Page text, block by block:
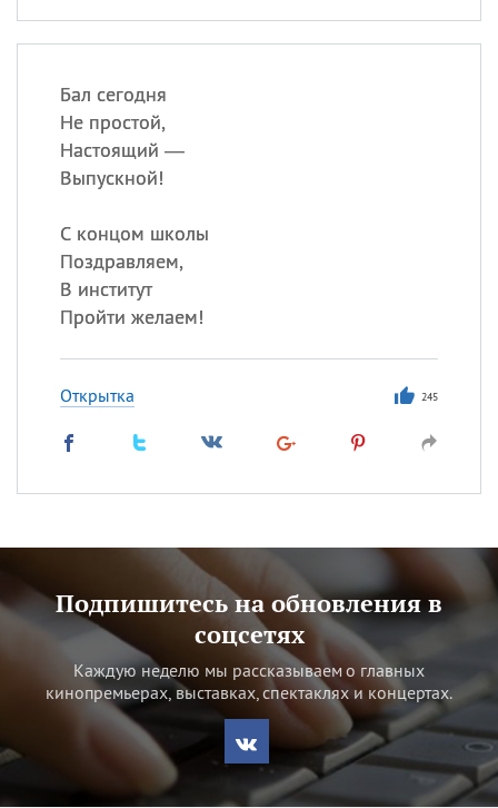
Бал сегодня
Не простой,
Настоящий —
Выпускной!
С концом школы
Поздравляем,
В институт
Пройти желаем!
Открытка 245
Подпишитесь на обновления в
соцсетях
Каждую неделю мы рассказываем о главных
кинопремьерах, выставках, спектаклях и концертах.